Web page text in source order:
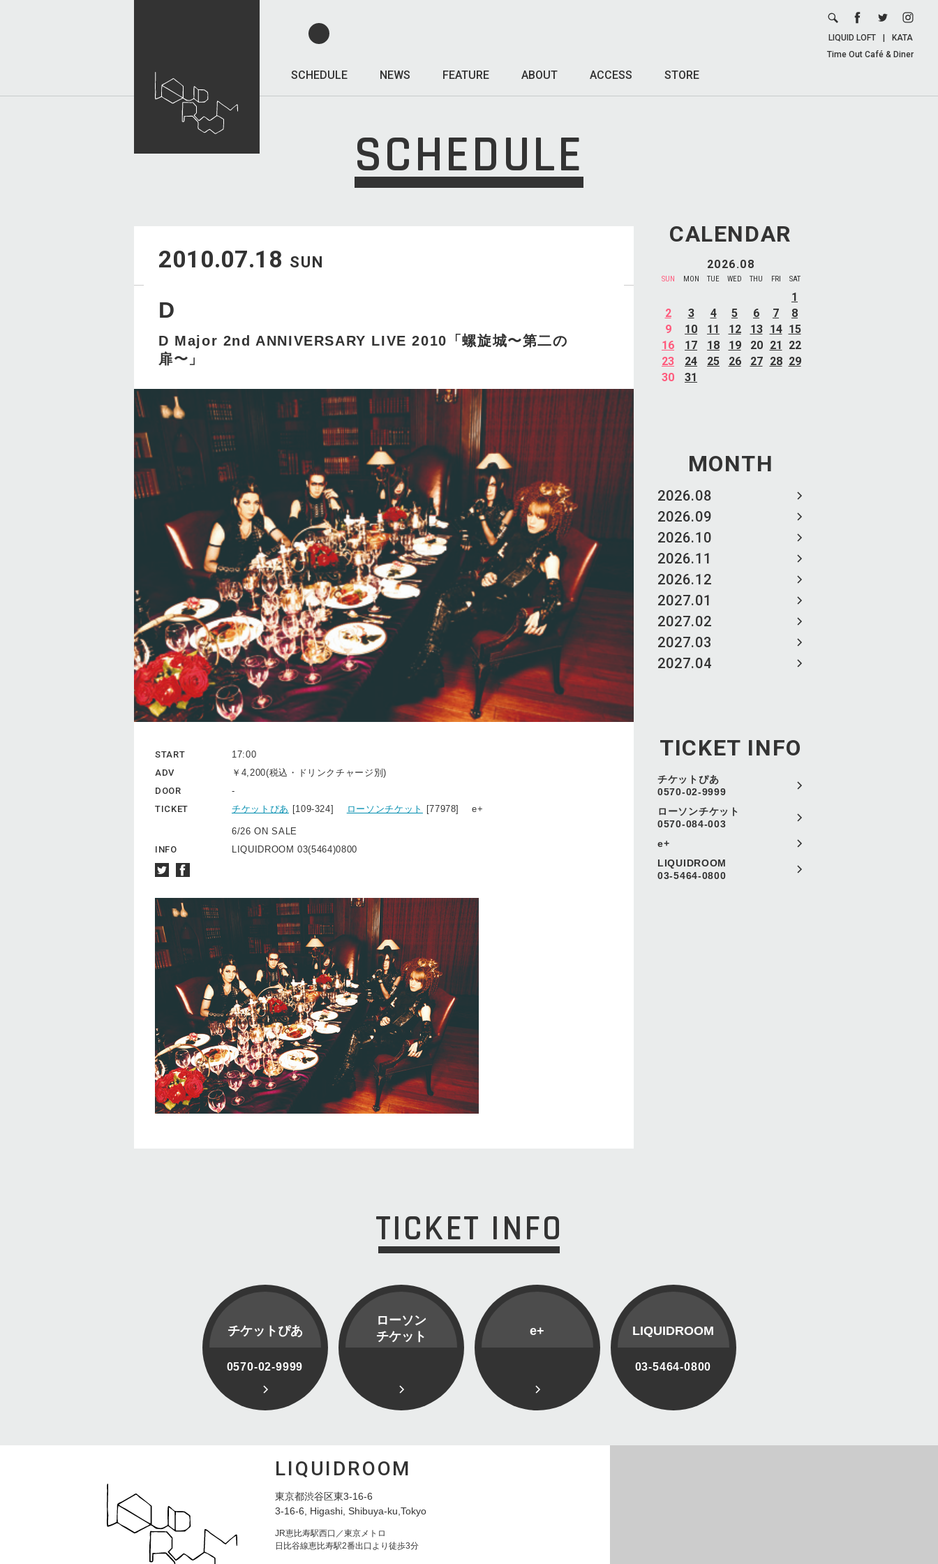
SCHEDULE NEWS FEATURE ABOUT ACCESS STORE
LIQUID LOFT
KATA
Time Out Café & Diner
SCHEDULE
CALENDAR
2026.08
SUN MON TUE WED THU FRI SAT
1
2
3 4 5 6 7
8
9
10 11 12 13 14 15
16
17 18 19 20 21
22
23
24 25 26 27 28 29
30
31
MONTH
2026.08
2026.09
2026.10
2026.11
2026.12
2027.01
2027.02
2027.03
2027.04
TICKET INFO
チケットぴあ
0570-02-9999
ローソンチケット
0570-084-003
e+
LIQUIDROOM
03-5464-0800
2010.07.18 SUN
D
D Major 2nd ANNIVERSARY LIVE 2010「螺旋城〜第二の
扉〜」
START
17:00
ADV
￥4,200(税込・ドリンクチャージ別)
DOOR
-
TICKET
チケットぴあ [109-324] ローソンチケット [77978] e+
6/26 ON SALE
INFO
LIQUIDROOM 03(5464)0800
TICKET INFO
チケットぴあ
0570-02-9999
ローソン
チケット
e+ LIQUIDROOM
03-5464-0800
LIQUIDROOM
東京都渋谷区東3-16-6
3-16-6, Higashi, Shibuya-ku,Tokyo
JR恵比寿駅西口／東京メトロ
日比谷線恵比寿駅2番出口より徒歩3分